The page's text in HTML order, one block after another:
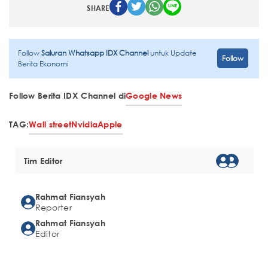
SHARE
FollowSaluran Whatsapp IDX Channeluntuk Update
Berita Ekonomi
Follow
Follow Berita IDX Channel diGoogle News
TAG:Wall streetNvidiaApple
Tim Editor
Rahmat Fiansyah
Reporter
Rahmat Fiansyah
Editor